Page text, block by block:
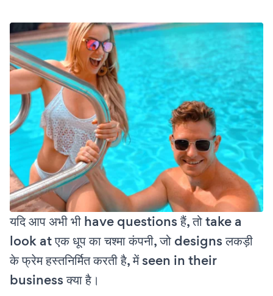
यदि आप अभी भी have questions हैं, तो take a
look at एक धूप का चश्मा कंपनी, जो designs लकड़ी
के फ्रेम हस्तनिर्मित करती है, में seen in their
business क्या है।